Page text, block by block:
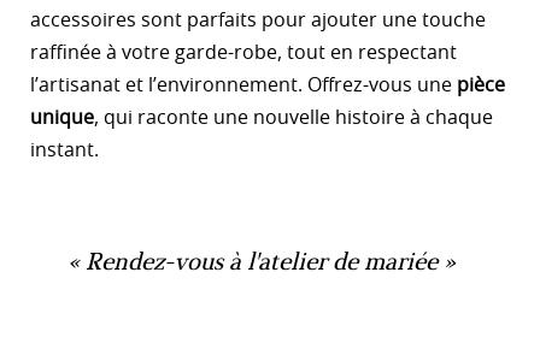
accessoires sont parfaits pour ajouter une touche
raffinée à votre garde-robe, tout en respectant
l’artisanat et l’environnement. Offrez-vous une pièce
unique, qui raconte une nouvelle histoire à chaque
instant.
Rendez-vous à l'atelier de mariée